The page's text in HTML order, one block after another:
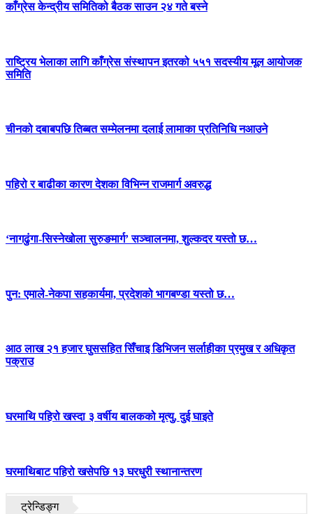
काँग्रेस केन्द्रीय समितिको बैठक साउन २४ गते बस्ने
राष्ट्रिय भेलाका लागि काँग्रेस संस्थापन इतरको ५५१ सदस्यीय मूल आयोजक
समिति
चीनको दबाबपछि तिब्बत सम्मेलनमा दलाई लामाका प्रतिनिधि नआउने
पहिरो र बाढीका कारण देशका विभिन्न राजमार्ग अवरुद्ध
‘नागढुंगा-सिस्नेखोला सुरुङमार्ग’ सञ्चालनमा, शुल्कदर यस्तो छ…
पुन: एमाले-नेकपा सहकार्यमा, प्रदेशको भागबण्डा यस्तो छ…
आठ लाख २१ हजार घुससहित सिँचाइ डिभिजन सर्लाहीका प्रमुख र अधिकृत
पक्राउ
घरमाथि पहिरो खस्दा ३ वर्षीय बालकको मृत्यु, दुई घाइते
घरमाथिबाट पहिरो खसेपछि १३ घरधुरी स्थानान्तरण
ट्रेन्डिङ्ग